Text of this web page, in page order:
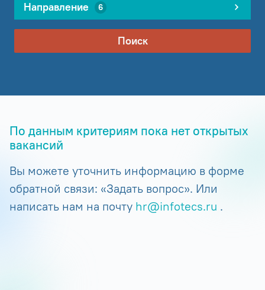
Направление 6
Поиск
По данным критериям пока нет открытых
вакансий
Вы можете уточнить информацию в форме
обратной связи: «Задать вопрос». Или
написать нам на почту hr@infotecs.ru .